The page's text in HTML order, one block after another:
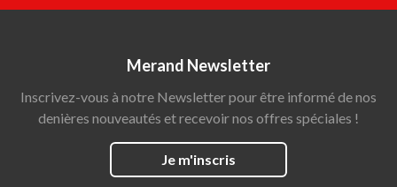
Merand Newsletter
Inscrivez-vous à notre Newsletter pour être informé de nos
denières nouveautés et recevoir nos offres spéciales !
Je m'inscris